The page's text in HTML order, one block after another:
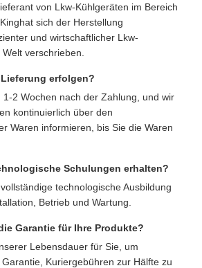
von Lkw-Kühlgeräten im Bereich
hat sich der Herstellung
und wirtschaftlicher Lkw-
verschrieben.
erfolgen?
1-2 Wochen nach der Zahlung, und wir
kontinuierlich über den
Waren informieren, bis Sie die Waren
Schulungen erhalten?
technologische Ausbildung
Betrieb und Wartung.
Garantie für Ihre Produkte?
Lebensdauer für Sie, um
Kuriergebühren zur Hälfte zu